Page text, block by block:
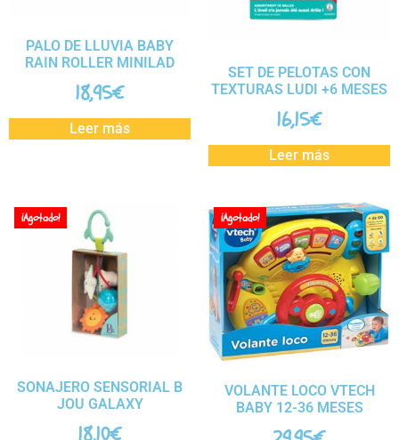
PALO DE LLUVIA BABY
RAIN ROLLER MINILAD
18,95€
Leer más
SET DE PELOTAS CON
TEXTURAS LUDI +6 MESES
16,15€
Leer más
¡Agotado!
SONAJERO SENSORIAL B
JOU GALAXY
¡Agotado!
VOLANTE LOCO VTECH
BABY 12-36 MESES